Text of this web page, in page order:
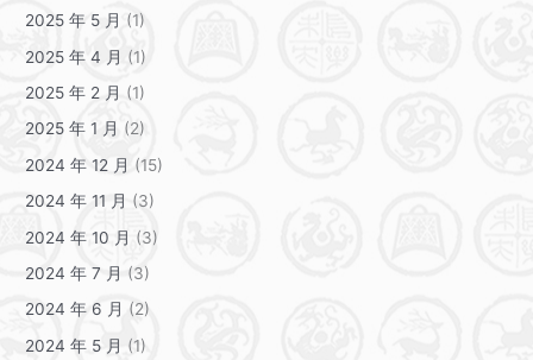
2025 年 5 月 (1)
2025 年 4 月 (1)
2025 年 2 月 (1)
2025 年 1 月 (2)
2024 年 12 月 (15)
2024 年 11 月 (3)
2024 年 10 月 (3)
2024 年 7 月 (3)
2024 年 6 月 (2)
2024 年 5 月 (1)